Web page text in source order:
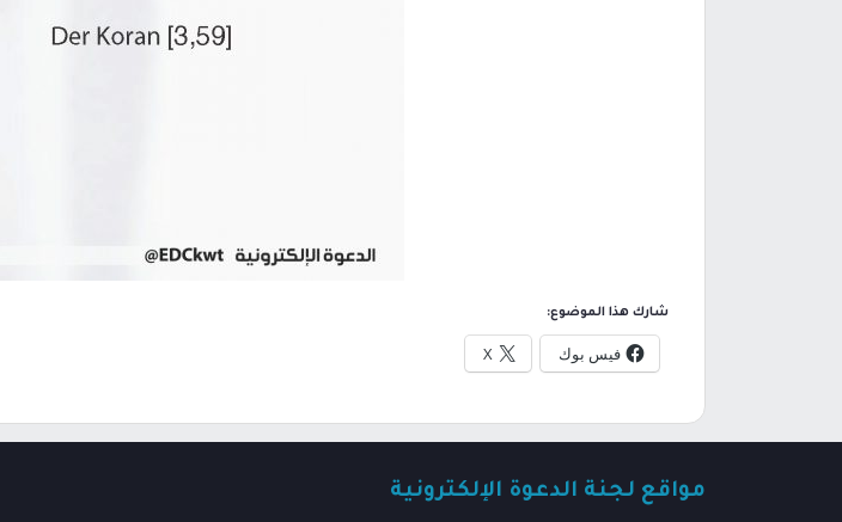
شارك هذا الموضوع:
فيس بوك X
مواقع لجنة الدعوة الإلكترونية